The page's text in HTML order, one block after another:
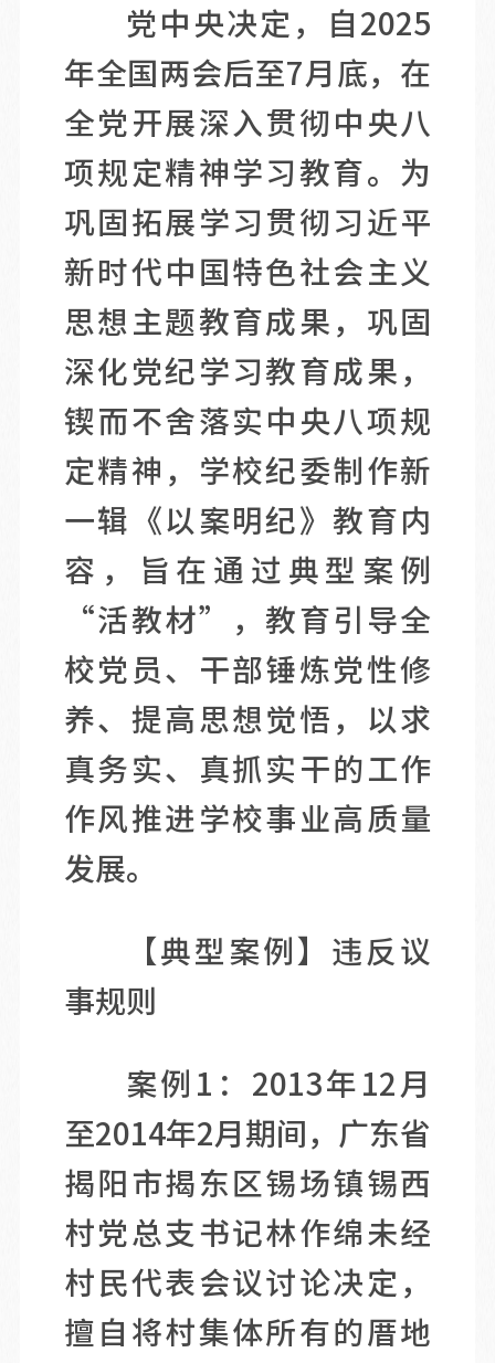
党中央决定，自2025
年全国两会后至7月底，在
全党开展深入贯彻中央八
项规定精神学习教育。为
巩固拓展学习贯彻习近平
新时代中国特色社会主义
思想主题教育成果，巩固
深化党纪学习教育成果，
锲而不舍落实中央八项规
定精神，学校纪委制作新
一辑《以案明纪》教育内
容，旨在通过典型案例
“活教材”，教育引导全
校党员、干部锤炼党性修
养、提高思想觉悟，以求
真务实、真抓实干的工作
作风推进学校事业高质量
发展。
【典型案例】违反议
事规则
案例1：2013年12月
至2014年2月期间，广东省
揭阳市揭东区锡场镇锡西
村党总支书记林作绵未经
村民代表会议讨论决定，
擅自将村集体所有的厝地